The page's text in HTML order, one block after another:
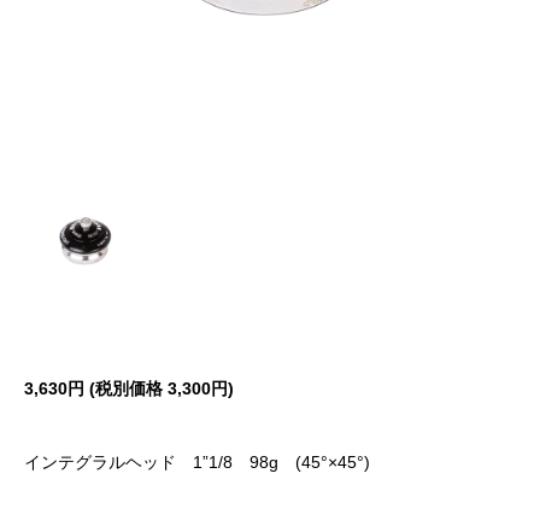
3,630円 (税別価格 3,300円)
インテグラルヘッド 1”1/8 98g (45°×45°)